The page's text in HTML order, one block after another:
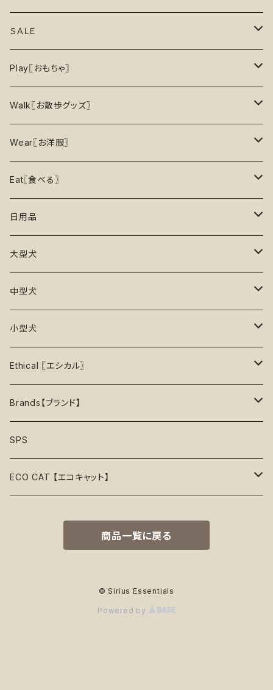
7月の新商品
8月の新商品
フードボウル
おもちゃ
パズル
トレーニング
リックマット
初級【★☆☆☆☆】やさしい
初級＋【★★☆☆☆】ふつう
香り付き
ＳＡＬＥ
割引で探す
5%OFF
10％OFF
30%OFF
35%OFF
40%OFF
おもちゃ
お洋服
リード・ハーネス・首輪
フードボウル
再入荷なし！
Play〖おもちゃ〗
二度楽しめる！壊すと新しいおもちゃが出てくる！
ノーズワーク【Nosework】
知育玩具【Enrichment】
丈夫なおもちゃ
ぬいぐるみ
ボール
噛むおもちゃ
ロープトイ【紐】
フリスビー
音鳴るおもちゃ
音鳴らないおもちゃ
Walk〖お散歩グッズ〗
首輪
ハーネス
リード
エチケット
Wear〖お洋服〗
レインコート
ロンパース
T -シャツ
パーカー
タンクトップ
セーター
アクセサリー
リボン
バンダナ
スリーブレス・ノースリーブ
リード穴付き
Eat〖食べる〗
フードボウル
早食い防止
おやつ入れ可能
知育【エンリッチメント】
リックマット
おやつ型
ウォーターボウル
日用品
Toothbrushes【歯ブラシ】
Poop Pickup【うんち処理】
Brushes【ブラシ】
大型犬
おもちゃ
お洋服
首輪
ハーネス
中型犬
おもちゃ
お洋服
首輪
ハーネス
小型犬
おもちゃ
お洋服
首輪
ハーネス
Ethical 〖エシカル〗
Sustainable〖サスティナブル〗
Organic〖オーガニック〗
Vegan〖ヴィーガン〗
Plastic Free〖プラスチックフリー〗
Brands【ブランド】
Alqo Wasi
Animals in Charge
Natural Rubber Toys【天然ゴムおもちゃ】
SPS
ECO CAT 【エコキャット】
ECO Clothes 【エコ服】
ECO Walk 【エコ散歩】
商品一覧に戻る
© Sirius Essentials
Powered by